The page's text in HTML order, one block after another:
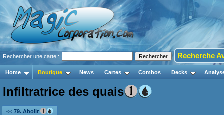
Rechercher une carte : Recherche
Home Boutique News Cartes Combos Decks
Infiltratrice des quais
<< 79. Abolir